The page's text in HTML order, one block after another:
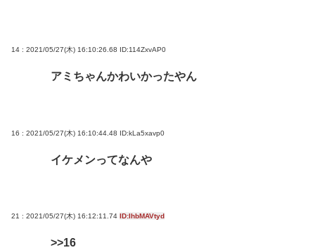
14 : 2021/05/27(木) 16:10:26.68 ID:114ZxvAP0
アミちゃんかわいかったやん
16 : 2021/05/27(木) 16:10:44.48 ID:kLa5xavp0
イケメンってなんや
21 : 2021/05/27(木) 16:12:11.74 ID:IhbMAVtyd
>>16